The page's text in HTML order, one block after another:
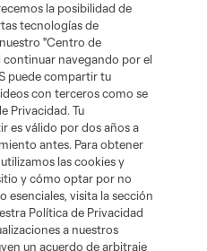
Cookies Settings
and MLS name and shield are
Soccer, L.L.C. (“MLS”). The names
la posibilidad de
tecnologías de
"Centro de
continuar navegando por el
puede compartir tu
con terceros como se
Privacidad. Tu
es válido por dos años a
antes. Para obtener
las cookies y
y cómo optar por no
esenciales, visita la sección
Política de Privacidad
a nuestros
un acuerdo de arbitraje